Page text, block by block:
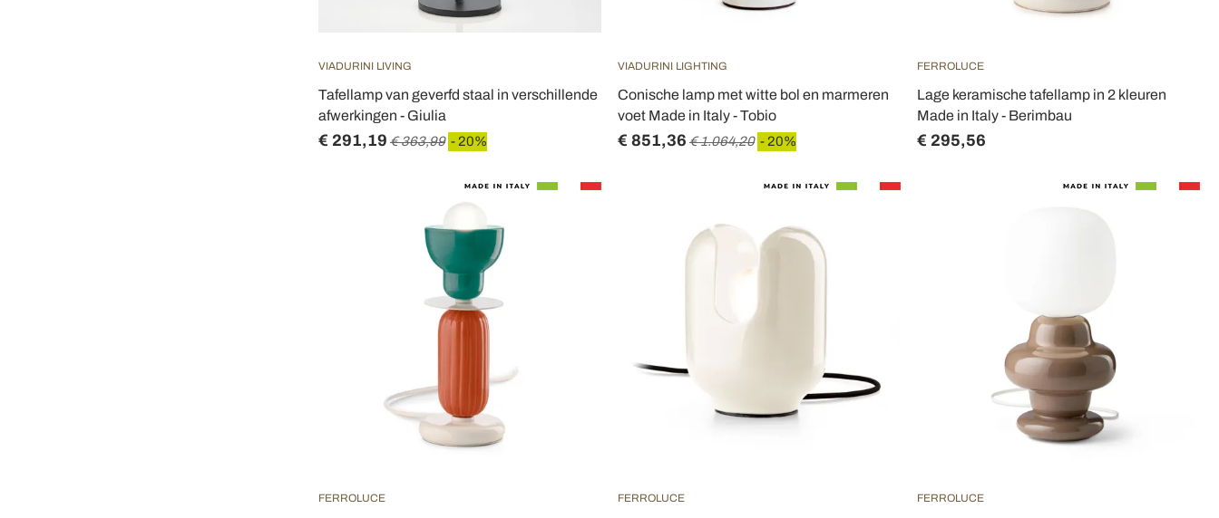
VIADURINI LIVING
Tafellamp van geverfd staal in verschillende
afwerkingen - Giulia
€ 291,19 € 363,99 - 20%
VIADURINI LIGHTING
Conische lamp met witte bol en marmeren
voet Made in Italy - Tobio
€ 851,36 € 1.064,20 - 20%
FERROLUCE
Lage keramische tafellamp in 2 kleuren
Made in Italy - Berimbau
€ 295,56
FERROLUCE FERROLUCE FERROLUCE